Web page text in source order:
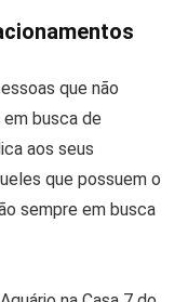
que não
busca de
aos seus
que possuem o
sempre em busca